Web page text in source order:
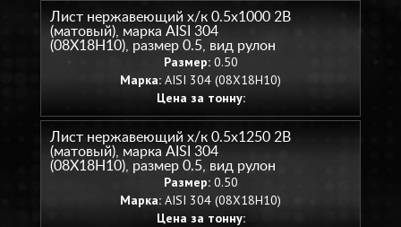
Лист нержавеющий х/к 0.5х1000 2B
(матовый), марка AISI 304
(08Х18Н10), размер 0.5, вид рулон
Размер:0.50
Марка: AISI 304 (08Х18Н10)
Цена за тонну:
Лист нержавеющий х/к 0.5х1250 2B
(матовый), марка AISI 304
(08Х18Н10), размер 0.5, вид рулон
Размер:0.50
Марка: AISI 304 (08Х18Н10)
Цена за тонну: